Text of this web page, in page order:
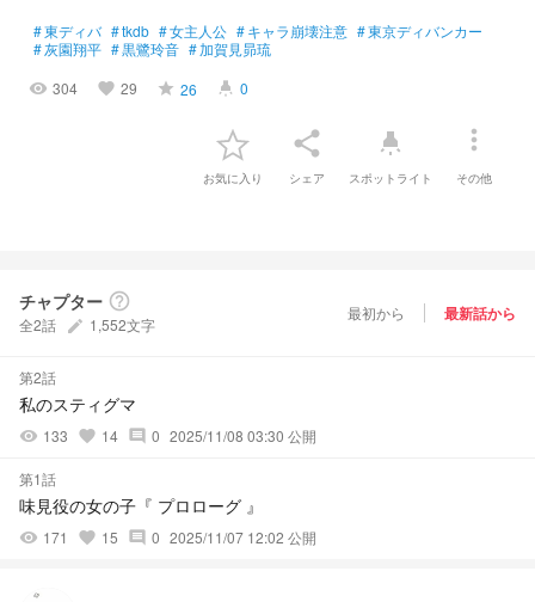
#東ディバ #tkdb #女主人公 #キャラ崩壊注意 #東京ディバンカー
#灰園翔平 #黒鷺玲音 #加賀見昴琉
visibility 304 favorite 29 grade 26 highlight 0
お気に入り
share
シェア
highlight
スポットライト
more_vert
その他
チャプター help_outline
全2話 create 1,552文字
最初から 最新話から
第2話
私のスティグマ
visibility 133 favorite 14 comment 0 2025/11/08 03:30 公開
第1話
味見役の女の子『 プロローグ 』
visibility 171 favorite 15 comment 0 2025/11/07 12:02 公開